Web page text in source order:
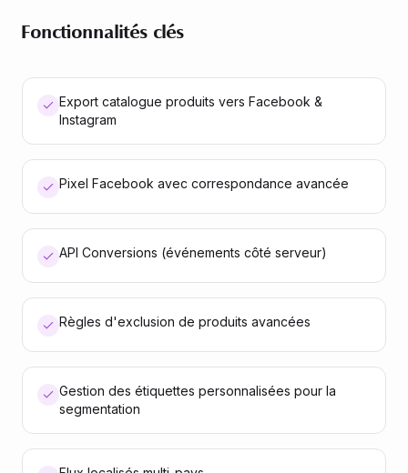
Fonctionnalités clés
Export catalogue produits vers Facebook &
Instagram
Pixel Facebook avec correspondance avancée
API Conversions (événements côté serveur)
Règles d'exclusion de produits avancées
Gestion des étiquettes personnalisées pour la
segmentation